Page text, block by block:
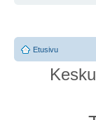
Etusivu